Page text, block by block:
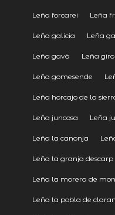
Leña forcarei Leña
Leña galicia Leña
Leña gavà Leña
Leña gomesende
Leña horcajo de la
Leña juncosa Leña
Leña la canonja
Leña la granja descarp
Leña la morera de
Leña la pobla de